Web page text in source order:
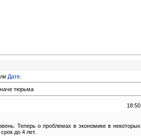
Дате
тюрьма
18:50
Теперь о проблемах в экономике в некоторых
до 4 лет.